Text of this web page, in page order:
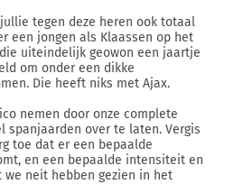
tegen deze heren ook totaal
een jongen als Klaassen op het
uiteindelijk geowon een jaartje
om onder een dikke
Die heeft niks met Ajax.
nemen door onze complete
spanjaarden over te laten. Vergis
toe dat er een bepaalde
en een bepaalde intensiteit en
neit hebben gezien in het